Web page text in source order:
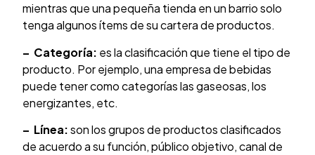
mientras que una pequeña tienda en un barrio solo
tenga algunos ítems de su cartera de productos.
– Categoría: es la clasificación que tiene el tipo de
producto. Por ejemplo, una empresa de bebidas
puede tener como categorías las gaseosas, los
energizantes, etc.
– Línea: son los grupos de productos clasificados
de acuerdo a su función, público objetivo, canal de